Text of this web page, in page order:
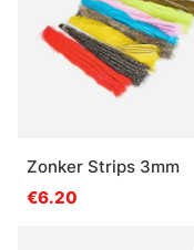
Zonker Strips 3mm
€6.20